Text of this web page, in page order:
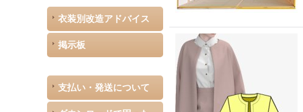
衣装別改造アドバイス
掲示板
支払い・発送について